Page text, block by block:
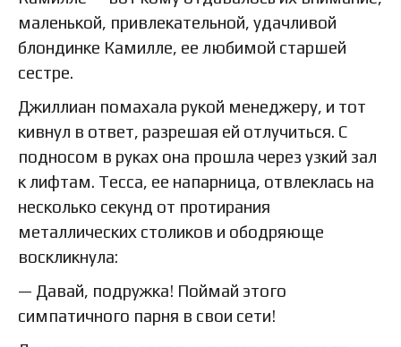
маленькой, привлекательной, удачливой
блондинке Камилле, ее любимой старшей
сестре.
Джиллиан помахала рукой менеджеру, и тот
кивнул в ответ, разрешая ей отлучиться. С
подносом в руках она прошла через узкий зал
к лифтам. Тесса, ее напарница, отвлеклась на
несколько секунд от протирания
металлических столиков и ободряюще
воскликнула:
— Давай, подружка! Поймай этого
симпатичного парня в свои сети!